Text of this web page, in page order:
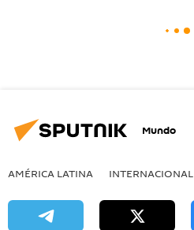
Mundo
AMÉRICA LATINA INTERNACIONAL